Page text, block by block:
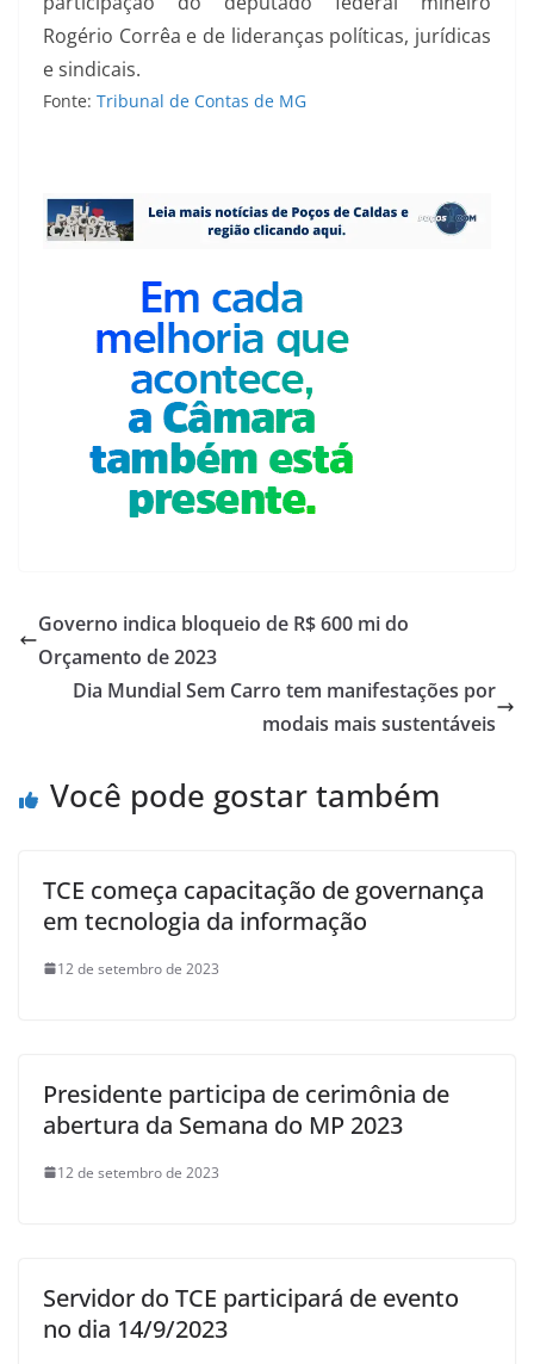
Rogério Corrêa e de lideranças políticas, jurídicas
e sindicais.
Fonte: Tribunal de Contas de MG
Governo indica bloqueio de R$ 600 mi do
Orçamento de 2023
Dia Mundial Sem Carro tem manifestações por
modais mais sustentáveis
Você pode gostar também
TCE começa capacitação de governança
em tecnologia da informação
12 de setembro de 2023
Presidente participa de cerimônia de
abertura da Semana do MP 2023
12 de setembro de 2023
Servidor do TCE participará de evento
no dia 14/9/2023